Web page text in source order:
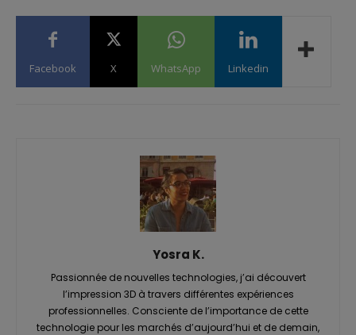
Facebook X WhatsApp Linkedin
Yosra K.
Passionnée de nouvelles technologies, j’ai découvert
l’impression 3D à travers différentes expériences
professionnelles. Consciente de l’importance de cette
technologie pour les marchés d’aujourd’hui et de demain,